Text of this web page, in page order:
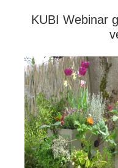
KUBI Webinar